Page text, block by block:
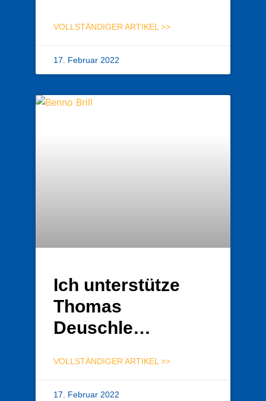
VOLLSTÄNDIGER ARTIKEL >>
17. Februar 2022
Ich unterstütze
Thomas
Deuschle…
VOLLSTÄNDIGER ARTIKEL >>
17. Februar 2022